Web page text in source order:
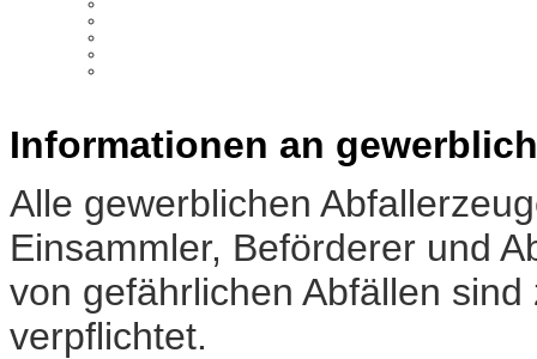
Informationen an
Alle gewerblichen
Einsammler, Beförderer und
von gefährlichen Abfällen
verpflichtet.